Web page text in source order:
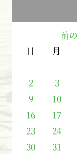
前
日
月
2
3
9
10
16
17
23
24
30
31